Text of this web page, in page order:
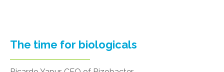
The time for biologicals